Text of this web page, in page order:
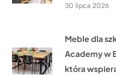
30 lipca 2026
Meble dla
Academy w
która